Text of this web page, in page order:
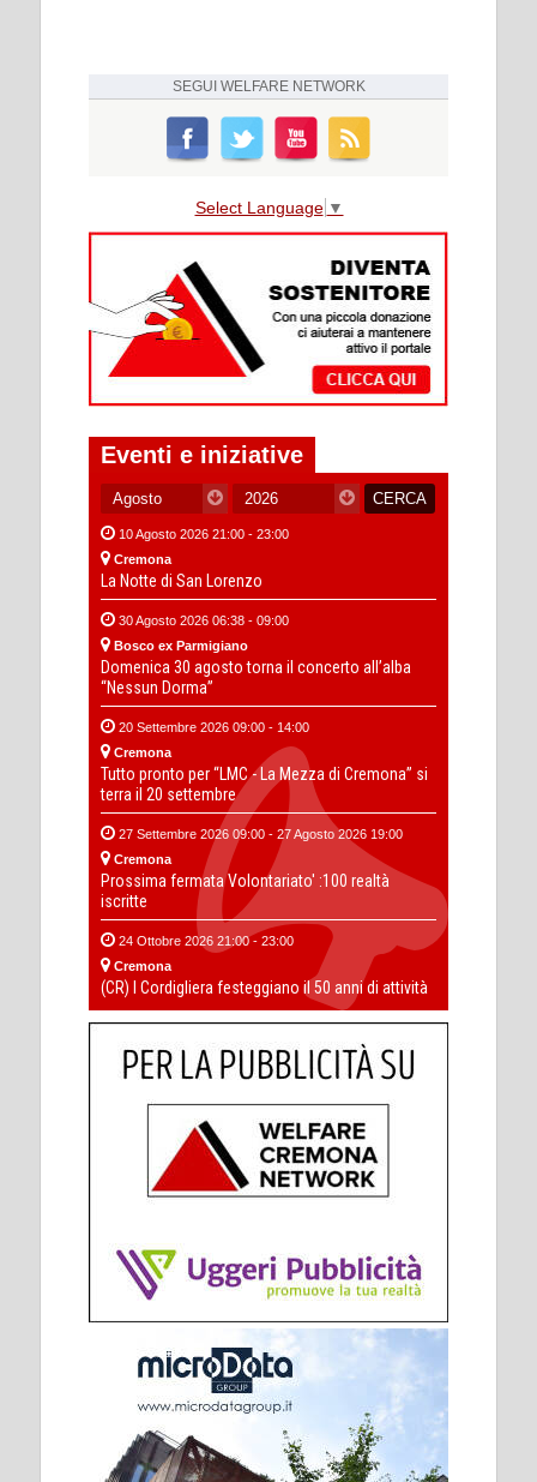
SEGUI WELFARE NETWORK
Select Language ▼
Eventi e iniziative
10 Agosto 2026 21:00 - 23:00
Cremona
La Notte di San Lorenzo
30 Agosto 2026 06:38 - 09:00
Bosco ex Parmigiano
Domenica 30 agosto torna il concerto all’alba
“Nessun Dorma”
20 Settembre 2026 09:00 - 14:00
Cremona
Tutto pronto per “LMC - La Mezza di Cremona” si
terra il 20 settembre
27 Settembre 2026 09:00 - 27 Agosto 2026 19:00
Cremona
Prossima fermata Volontariato' :100 realtà
iscritte
24 Ottobre 2026 21:00 - 23:00
Cremona
(CR) I Cordigliera festeggiano il 50 anni di attività